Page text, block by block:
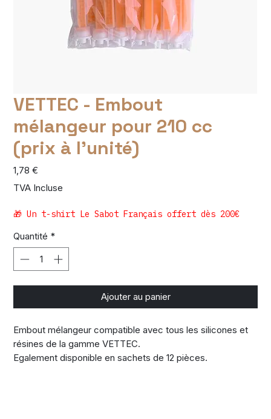
VETTEC - Embout
mélangeur pour 210 cc
(prix à l'unité)
1,78 €
TVA Incluse
🎁 Un t-shirt Le Sabot Français offert dès 200€
Quantité *
Ajouter au panier
Embout mélangeur compatible avec tous les silicones et
résines de la gamme VETTEC.
Egalement disponible en sachets de 12 pièces.